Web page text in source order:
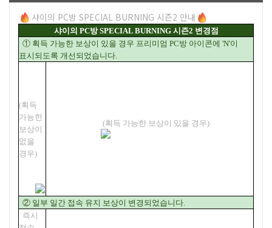
샤이의 PC방 SPECIAL BURNING 시즌2 안내
샤이의 PC방 SPECIAL BURNING 시즌2 변경점
① 획득 가능한 보상이 있을 경우 프리미엄 PC방 아이콘에 'N'이
표시되도록 개선되었습니다.
(획득
가능한
보상이
없을
경우)
(획득 가능한 보상이 있을 경우)
② 일부 일간 접속 유지 보상이 변경되었습니다.
즉시